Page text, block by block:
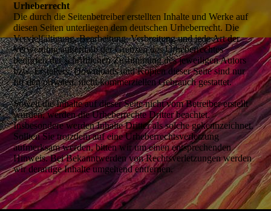
Urheberrecht
Die durch die Seitenbetreiber erstellten Inhalte und Werke auf
diesen Seiten unterliegen dem deutschen Urheberrecht. Die
Vervielfältigung, Bearbeitung, Verbreitung und jede Art der
Verwertung außerhalb der Grenzen des Urheberrechtes
bedürfen der schriftlichen Zustimmung des jeweiligen Autors
bzw. Erstellers. Downloads und Kopien dieser Seite sind nur
für den privaten, nicht kommerziellen Gebrauch gestattet.
Soweit die Inhalte auf dieser Seite nicht vom Betreiber erstellt
wurden, werden die Urheberrechte Dritter beachtet.
Insbesondere werden Inhalte Dritter als solche gekennzeichnet.
Sollten Sie trotzdem auf eine Urheberrechtsverletzung
aufmerksam werden, bitten wir um einen entsprechenden
Hinweis. Bei Bekanntwerden von Rechtsverletzungen werden
wir derartige Inhalte umgehend entfernen.